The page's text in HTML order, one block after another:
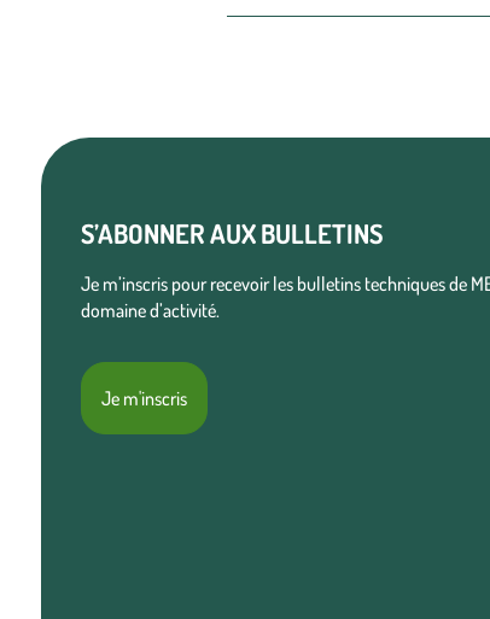
S’ABONNER AUX BULLETINS
Je m’inscris pour recevoir les bulletins techniques de
domaine d’activité.
Je m'inscris